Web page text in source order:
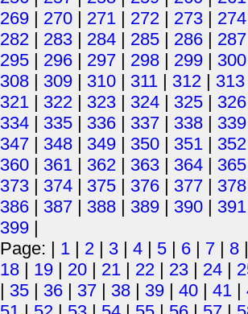
269 | 270 | 271 | 272 | 273 | 274
282 | 283 | 284 | 285 | 286 | 287
295 | 296 | 297 | 298 | 299 | 300
308 | 309 | 310 | 311 | 312 | 313
321 | 322 | 323 | 324 | 325 | 326
334 | 335 | 336 | 337 | 338 | 339
347 | 348 | 349 | 350 | 351 | 352
360 | 361 | 362 | 363 | 364 | 365
373 | 374 | 375 | 376 | 377 | 378
386 | 387 | 388 | 389 | 390 | 391
399 |
Page: | 1 | 2 | 3 | 4 | 5 | 6 | 7 | 8
18 | 19 | 20 | 21 | 22 | 23 | 24 |
| 35 | 36 | 37 | 38 | 39 | 40 | 41 |